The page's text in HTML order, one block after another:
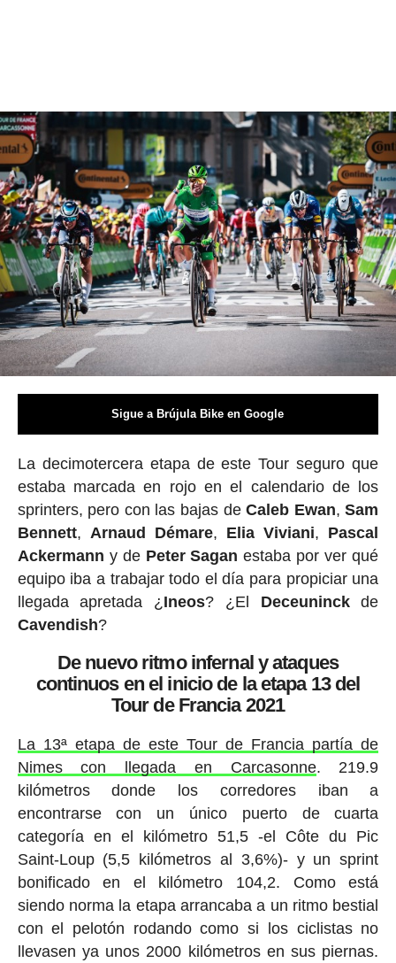
Sigue a Brújula Bike en Google
La decimotercera etapa de este Tour seguro que
estaba marcada en rojo en el calendario de los
sprinters, pero con las bajas deCaleb Ewan,Sam
Bennett, Arnaud Démare, Elia Viviani, Pascal
Ackermann y de Peter Sagan estaba por ver qué
equipo iba a trabajar todo el día para propiciar una
llegada apretada ¿Ineos? ¿El Deceuninckde
Cavendish?
De nuevo ritmo infernal y ataques
continuos en el inicio de la etapa 13 del
Tour de Francia 2021
La 13ª etapa de este Tour de Francia partía de
Nimes con llegada en Carcasonne. 219.9
kilómetros donde los corredores iban a
encontrarse con un único puerto de cuarta
categoría en el kilómetro 51,5 -el Côte du Pic
Saint-Loup (5,5 kilómetros al 3,6%)- y un sprint
bonificado en el kilómetro 104,2. Como está
siendo norma la etapa arrancaba a un ritmo bestial
con el pelotón rodando como si los ciclistas no
llevasen ya unos 2000 kilómetros en sus piernas.